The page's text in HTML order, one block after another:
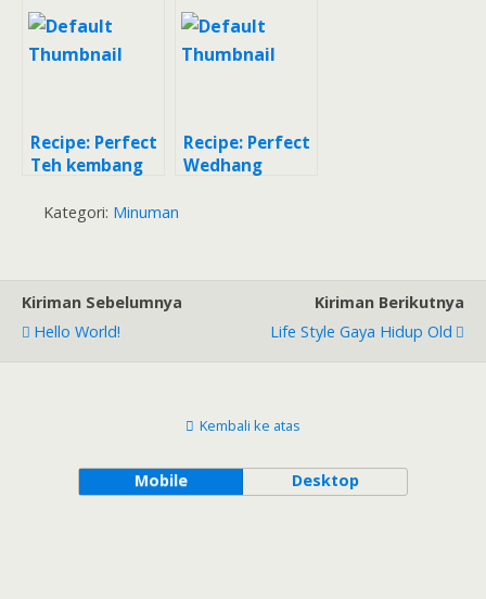
(teh serai,
tanpa teh)
minuman khas
Teleng
Recipe: Perfect
Teh kembang
Recipe: Perfect
Wedhang
Kategori: Minuman
Kiriman Sebelumnya
Hello World!
Kiriman Berikutnya
Life Style Gaya Hidup Old
Kembali ke atas
Mobile Desktop